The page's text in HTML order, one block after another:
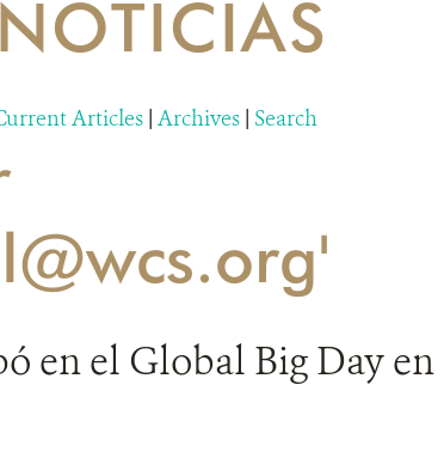
NOTICIAS
Articles | Archives | Search
en el Global Big Day